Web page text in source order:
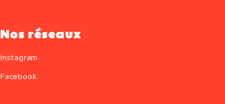
Nos réseaux
Instagram
Facebook